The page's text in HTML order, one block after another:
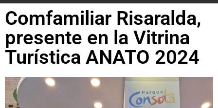
Comfamiliar Risaralda,
presente en la Vitrina
Turística ANATO 2024